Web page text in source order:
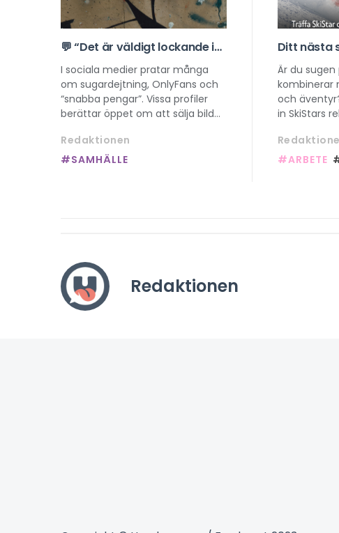
💬 “Det är väldigt lockande i
början…” – nytt projekt om
sexuell exploatering online
I sociala medier pratar många
om sugardejtning, OnlyFans och
“snabba pengar”. Vissa profiler
berättar öppet om att sälja bilder,
pengar på sin kropp”. Samtidigt
finns en växande “manosfär” där
Redaktionen
#SAMHÄLLE
Ditt nästa
börjar här,
Är du
kombinerar
och
in SkiStars
är att jobba
#ARBETE
Redaktionen